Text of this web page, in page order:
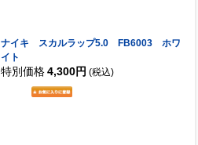
ナイキ スカルラップ5.0 FB6003 ホワ
イト
特別価格 4,300円 (税込)